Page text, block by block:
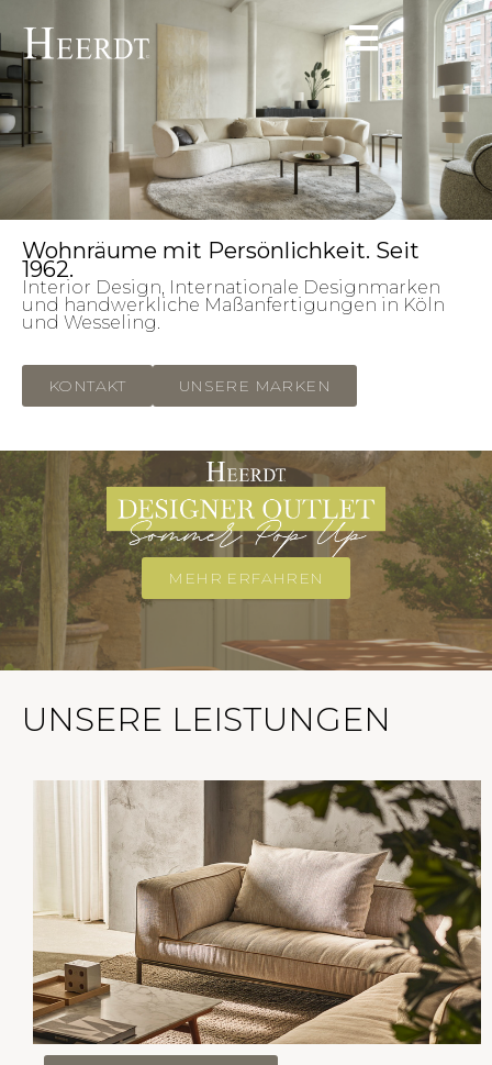
Wohnräume mit Persönlichkeit. Seit
1962.
Interior Design, Internationale Designmarken
und handwerkliche Maßanfertigungen in Köln
und Wesseling.
KONTAKT UNSERE MARKEN
MEHR ERFAHREN
UNSERE LEISTUNGEN